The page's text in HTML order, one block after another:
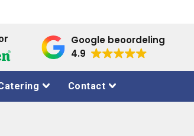
Google beoordeling
4.9
Contact